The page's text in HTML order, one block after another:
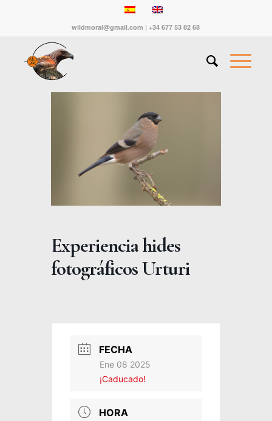
wildmoral@gmail.com | +34 677 53 82 68
Experiencia hides
fotográficos Urturi
FECHA
Ene 08 2025
¡Caducado!
HORA